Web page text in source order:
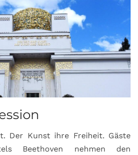
Der Kunst ihre Freiheit. Gäste
Beethoven nehmen den